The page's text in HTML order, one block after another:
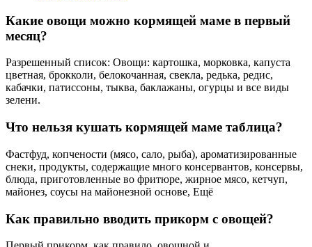
Какие овощи можно кормящей маме в первый
месяц?
Разрешенный список: Овощи: картошка, морковка, капуста
цветная, брокколи, белокочанная, свекла, редька, редис,
кабачки, патиссоны, тыква, баклажаны, огурцы и все виды
зелени.
Что нельзя кушать кормящей маме таблица?
Фастфуд, копчености (мясо, сало, рыба), ароматизированные
снеки, продукты, содержащие много консервантов, консервы,
блюда, приготовленные во фритюре, жирное мясо, кетчуп,
майонез, соусы на майонезной основе, Ещё
Как правильно вводить прикорм с овощей?